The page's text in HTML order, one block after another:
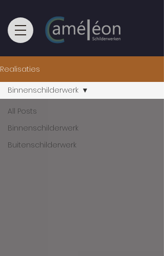
Realisaties
All Posts
Binnenschilderwerk
Buitenschilderwerk
Binnenschilderwerk